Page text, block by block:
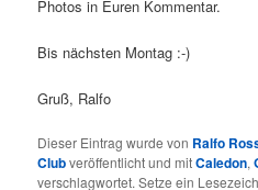
Photos in Euren Kommentar.
Bis nächsten Montag :-)
Gruß, Ralfo
Dieser Eintrag wurde von Ralfo
Clubveröffentlicht und mitCaledon,
verschlagwortet. Setze ein